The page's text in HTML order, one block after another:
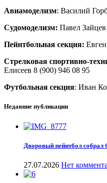
Авиамоделизм: Василий
Судомоделизм: Павел
Пейнтбольная секция:
Стрелковая спортивно-
Елисеев 8 (900) 946 08 95
Футбольная секция: Иван
Недавние публикации
Дворовый пейнтбол собрал
27.07.2026 Нет